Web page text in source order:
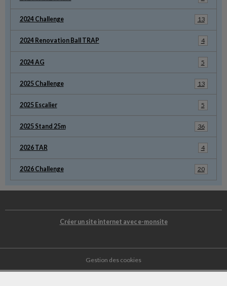
2024 Challenge 13
2024 Renovation Ball TRAP 4
2024 AG 5
2025 Challenge 13
2025 Escalier 5
2025 Stand 25m 36
2026 TAR 4
2026 Challenge 20
Créer un site internet avec e-monsite
Gestion des cookies